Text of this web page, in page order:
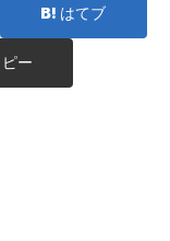
はてブ
ピー